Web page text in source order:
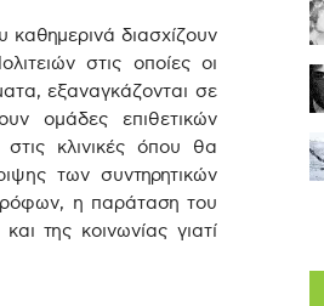
καθημερινά διασχίζουν
στις οποίες οι
εξαναγκάζονται σε
ομάδες επιθετικών
κλινικές όπου θα
των συντηρητικών
η παράταση του
της κοινωνίας γιατί